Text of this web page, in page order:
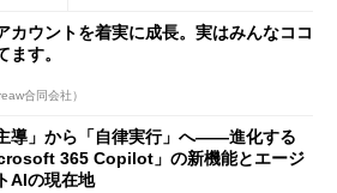
た
カウントを着実に成長。実はみんなココ
ます。
合同会社）
主導」から「自律実行」へ――進化する
365 Copilot」の新機能とエージ
AIの現在地